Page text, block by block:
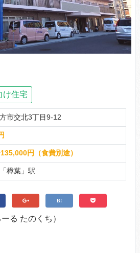
け住宅
市交北3丁目9-12
円（食費別途）
樟葉」駅
る たのくち）